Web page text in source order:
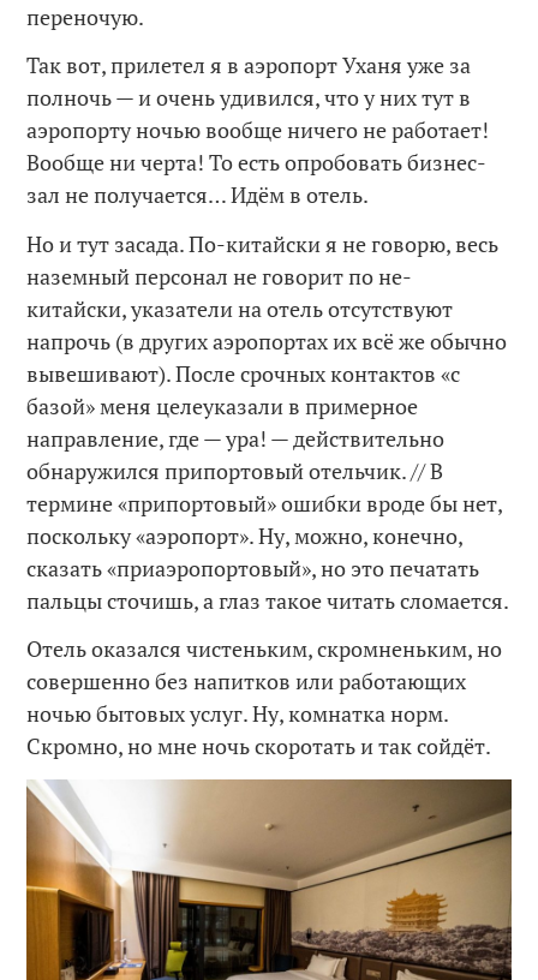
переночую.
Так вот, прилетел я в аэропорт Уханя уже за
полночь — и очень удивился, что у них тут в
аэропорту ночью вообще ничего не работает!
Вообще ни черта! То есть опробовать бизнес-
зал не получается… Идём в отель.
Но и тут засада. По-китайски я не говорю, весь
наземный персонал не говорит по не-
китайски, указатели на отель отсутствуют
напрочь (в других аэропортах их всё же обычно
вывешивают). После срочных контактов «с
базой» меня целеуказали в примерное
направление, где — ура! — действительно
обнаружился припортовый отельчик. // В
термине «припортовый» ошибки вроде бы нет,
поскольку «аэропорт». Ну, можно, конечно,
сказать «приаэропортовый», но это печатать
пальцы сточишь, а глаз такое читать сломается.
Отель оказался чистеньким, скромненьким, но
совершенно без напитков или работающих
ночью бытовых услуг. Ну, комнатка норм.
Скромно, но мне ночь скоротать и так сойдёт.